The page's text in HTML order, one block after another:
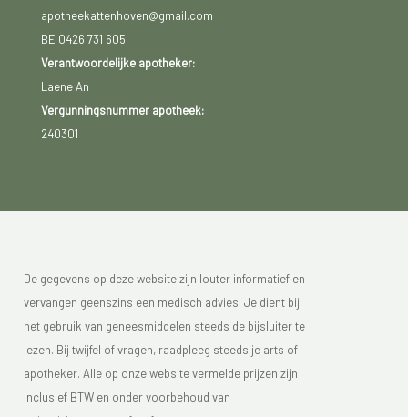
apotheekattenhoven@gmail.com
BE 0426 731 605
Verantwoordelijke apotheker:
Laene An
Vergunningsnummer apotheek:
240301
De gegevens op deze website zijn louter informatief en
vervangen geenszins een medisch advies. Je dient bij
het gebruik van geneesmiddelen steeds de bijsluiter te
lezen. Bij twijfel of vragen, raadpleeg steeds je arts of
apotheker. Alle op onze website vermelde prijzen zijn
inclusief BTW en onder voorbehoud van